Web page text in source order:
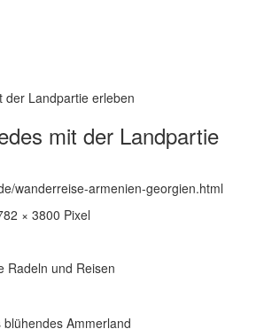
mit der Landpartie
wanderreise-armenien-georgien.html
× 3800 Pixel
Radeln und Reisen